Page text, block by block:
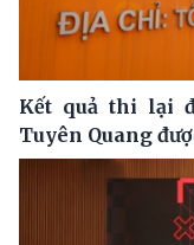
Kết quả thi lại
Tuyên Quang